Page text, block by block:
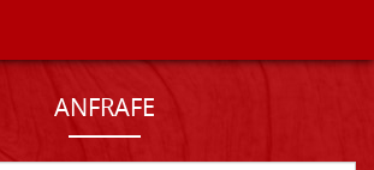
ANFRAFE